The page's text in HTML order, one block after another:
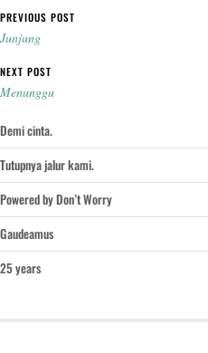
Post navigation
PREVIOUS POST
Junjung
NEXT POST
Menunggu
Demi cinta.
Tutupnya jalur kami.
Powered by Don’t Worry
Gaudeamus
25 years